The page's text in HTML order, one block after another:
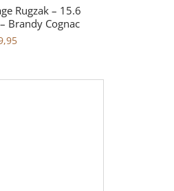
Rugzak – 15.6
Brandy Cognac